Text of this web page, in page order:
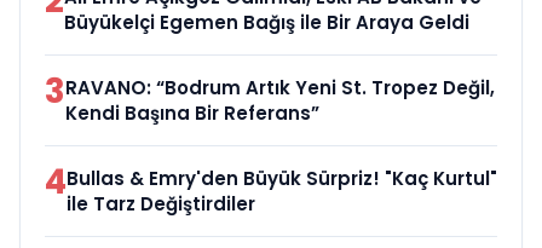
Büyükelçi Egemen Bağış ile Bir Araya Geldi
3RAVANO: “Bodrum Artık Yeni St. Tropez Değil,
Kendi Başına Bir Referans”
4Bullas & Emry'den Büyük Sürpriz! "Kaç Kurtul"
ile Tarz Değiştirdiler